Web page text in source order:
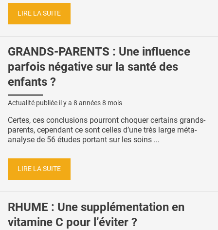
LIRE LA SUITE
GRANDS-PARENTS : Une influence
parfois négative sur la santé des
enfants ?
Actualité publiée il y a 8 années 8 mois
Certes, ces conclusions pourront choquer certains grands-
parents, cependant ce sont celles d’une très large méta-
analyse de 56 études portant sur les soins ...
LIRE LA SUITE
RHUME : Une supplémentation en
vitamine C pour l’éviter ?